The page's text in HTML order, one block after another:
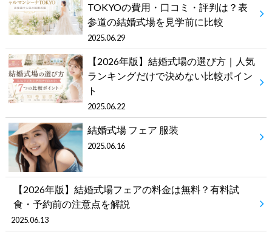
TOKYOの費用・口コミ・評判は？表
参道の結婚式場を見学前に比較
2025.06.29
【2026年版】結婚式場の選び方｜人気
ランキングだけで決めない比較ポイン
ト
2025.06.22
結婚式場 フェア 服装
2025.06.16
【2026年版】結婚式場フェアの料金は無料？有料試
食・予約前の注意点を解説
2025.06.13